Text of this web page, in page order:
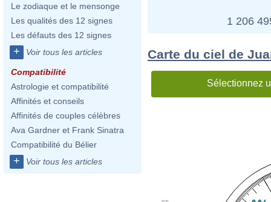
Le zodiaque et le mensonge
Les qualités des 12 signes
Les défauts des 12 signes
+ Voir tous les articles
Compatibilité
Astrologie et compatibilité
Affinités et conseils
Affinités de couples célèbres
Ava Gardner et Frank Sinatra
Compatibilité du Bélier
+ Voir tous les articles
1 206
Carte du ciel de
Sélectionnez